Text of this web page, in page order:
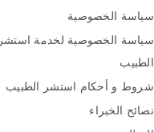
سياسة الخصوصية
سياسة الخصوصية لخدمة استشر
الطبيب
شروط و أحكام استشر الطبيب
نصائح الخبراء